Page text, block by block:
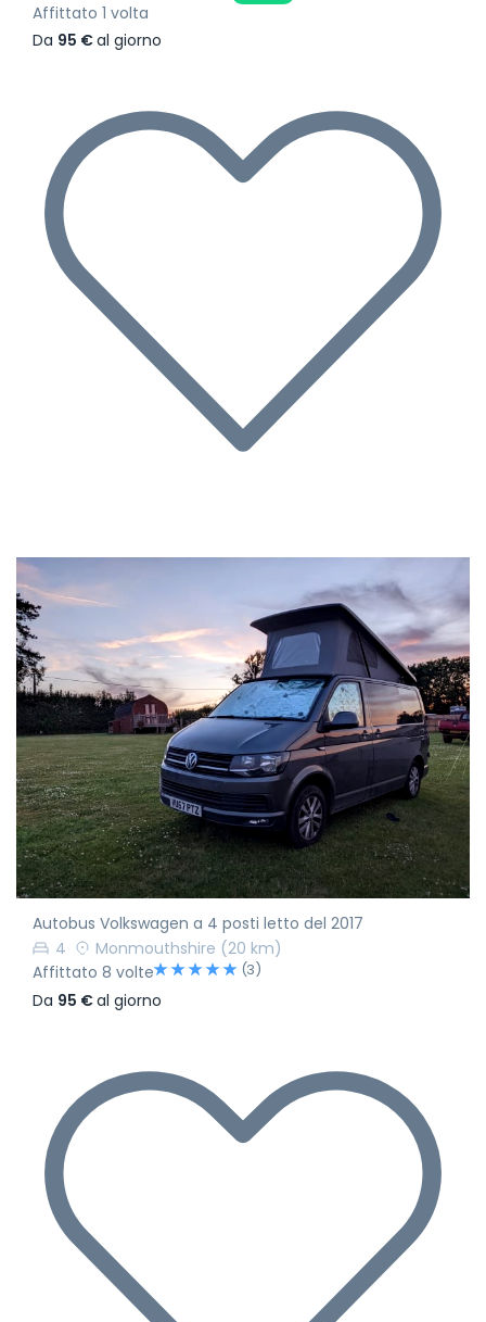
Affittato 1 volta
Da 95 €al giorno
Autobus Volkswagen a 4 posti letto del 2017
4
Monmouthshire (20 km)
Affittato 8 volte
(3)
Da 95 €al giorno